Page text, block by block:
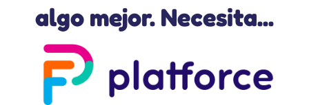
algo mejor. Necesita...